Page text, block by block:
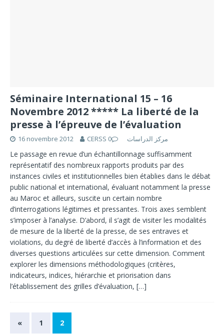
Séminaire International 15 – 16
Novembre 2012 ***** La liberté de la
presse à l’épreuve de l’évaluation
16 novembre 2012 CERSS مركز الدراسات 0
Le passage en revue d’un échantillonnage suffisamment
représentatif des nombreux rapports produits par des
instances civiles et institutionnelles bien établies dans le débat
public national et international, évaluant notamment la presse
au Maroc et ailleurs, suscite un certain nombre
d’interrogations légitimes et pressantes. Trois axes semblent
s’imposer à l’analyse. D’abord, il s’agit de visiter les modalités
de mesure de la liberté de la presse, de ses entraves et
violations, du degré de liberté d’accès à l’information et des
diverses questions articulées sur cette dimension. Comment
explorer les dimensions méthodologiques (critères,
indicateurs, indices, hiérarchie et priorisation dans
l’établissement des grilles d’évaluation, […]
« 1 2